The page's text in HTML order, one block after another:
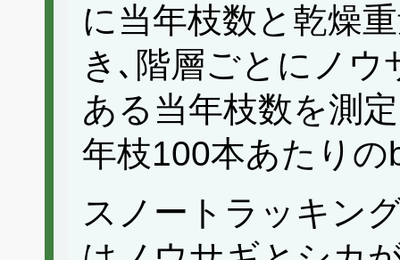
に当年枝数と乾燥
き､階層ごとにノ
ある当年枝数を測
年枝100本あたり
スノートラッキン